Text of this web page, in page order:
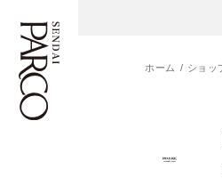
施設案内・アクセ
ホーム ショッ